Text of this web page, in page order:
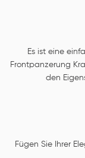
Es ist eine
Frontpanzerung
den
Fügen Sie Ihrer